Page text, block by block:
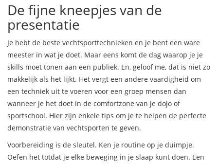
De fijne kneepjes van de
presentatie
Je hebt de beste vechtsporttechnieken en je bent een ware
meester in wat je doet. Maar eens komt de dag waarop je je
skills moet tonen aan een publiek. En, geloof me, dat is niet zo
makkelijk als het lijkt. Het vergt een andere vaardigheid om
een ​​techniek uit te voeren voor een groep mensen dan
wanneer je het doet in de comfortzone van je dojo of
sportschool. Hier zijn enkele tips om je te helpen de perfecte
demonstratie van vechtsporten te geven.
Voorbereiding is de sleutel. Ken je routine op je duimpje.
Oefen het totdat je elke beweging in je slaap kunt doen. Een